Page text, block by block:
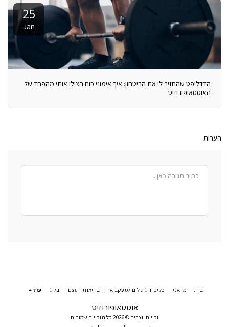
25
Jan
הדדליפט שהחזיר לי את הביטחון: איך אימוני כוח הצילו אותי מהפחד של
האוסטאופורוזיס
הערות
אוסטאופורוזיס
זכויות יוצרים © 2026 כל הזכויות שמורות
בית מי אני כלים דיגיטלים למעקב אחרי בריאות העצם בלוג עוד